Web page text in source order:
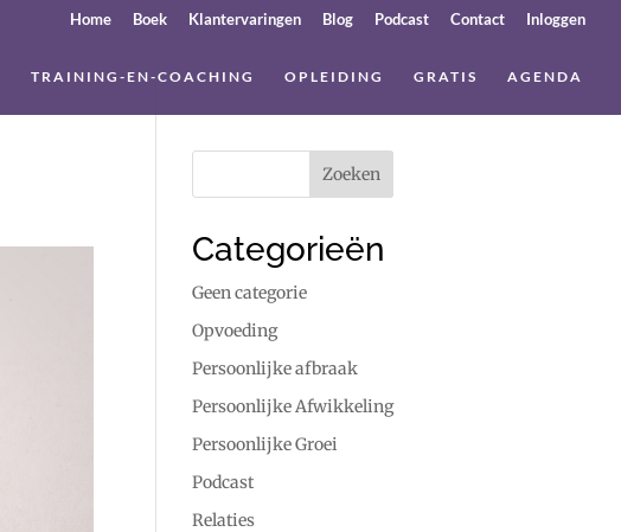
Home Boek Klantervaringen Blog Podcast Contact Inloggen
TRAINING-EN-COACHING OPLEIDING GRATIS AGENDA
Categorieën
Geen categorie
Opvoeding
Persoonlijke afbraak
Persoonlijke Afwikkeling
Persoonlijke Groei
Podcast
Relaties